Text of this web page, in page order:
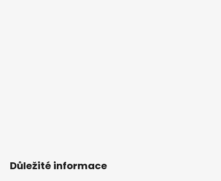
Důležité informace